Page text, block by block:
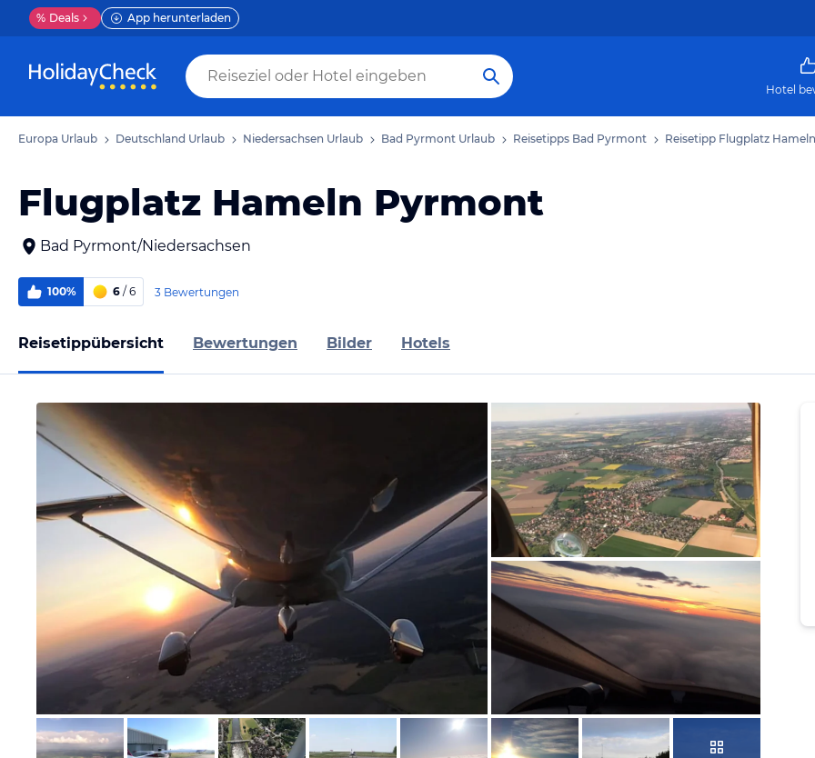
% Deals App herunterladen
Hotel
Europa Urlaub Deutschland Urlaub Niedersachsen Urlaub Bad Pyrmont Urlaub Reisetipps Bad Pyrmont Reisetipp Flugplatz
Flugplatz Hameln Pyrmont
Bad Pyrmont/Niedersachsen
100% 6 / 6 3 Bewertungen
Reisetippübersicht Bewertungen Bilder Hotels
Bild melden
Bild melden
von Sebastian
Bild melden